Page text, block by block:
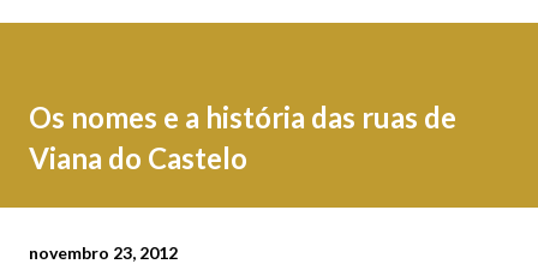
Os nomes e a história das ruas de
Viana do Castelo
novembro 23, 2012